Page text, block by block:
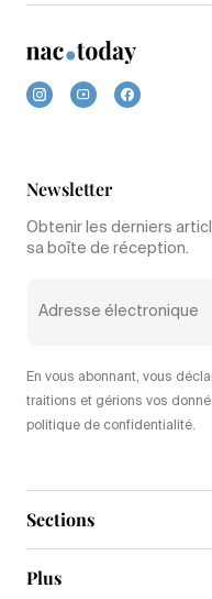
Sections
Plus
Newsletter
Obtenir les derniers
sa boîte de réception.
En vous abonnant, vous
traitions et gérions vos
politique de confidentialité.